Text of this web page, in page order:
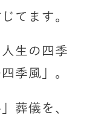
てます。
人生の四季
季風」。
葬儀を、